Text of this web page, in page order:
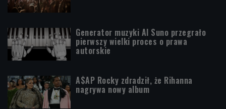
Generator muzyki AI Suno przegrało
pierwszy wielki proces o prawa
autorskie
A$AP Rocky zdradził, że Rihanna
nagrywa nowy album